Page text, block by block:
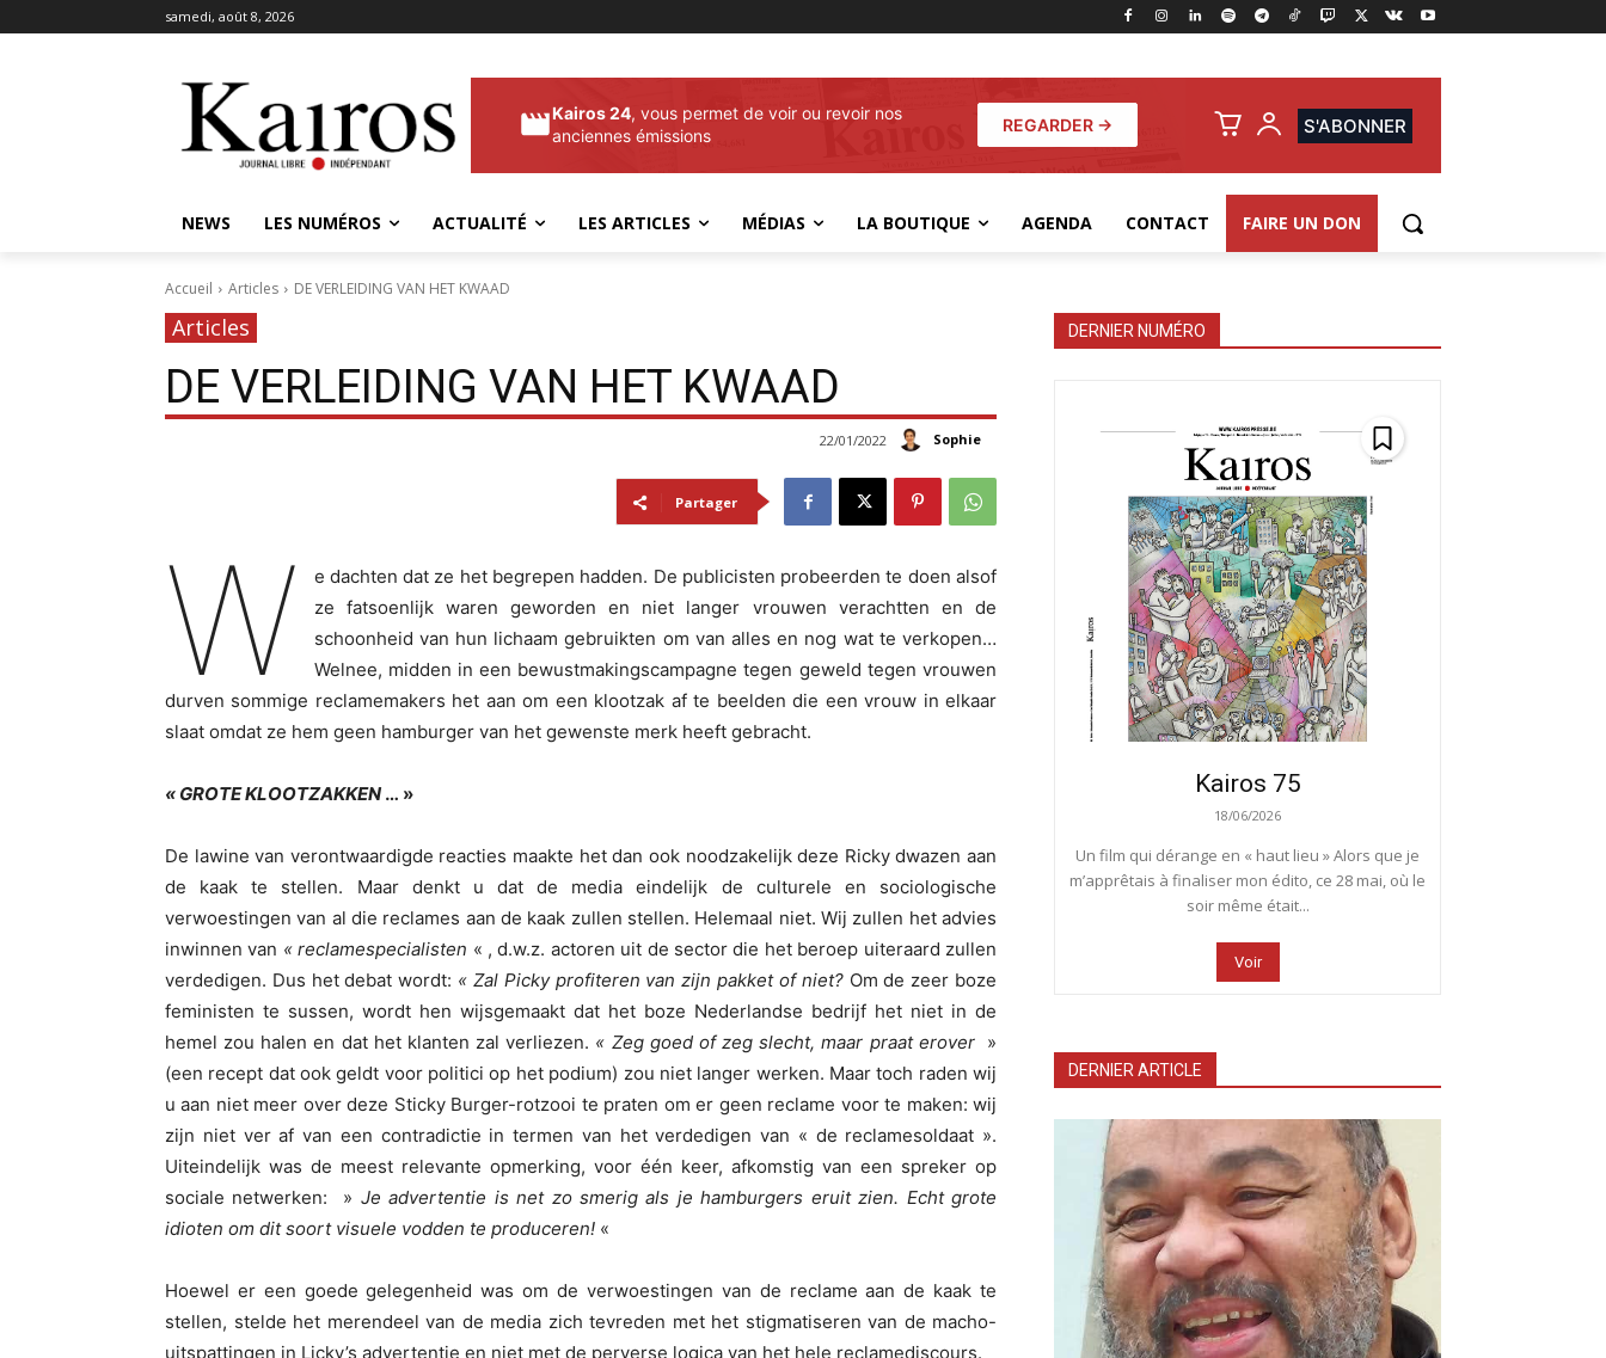
samedi, août 8, 2026
Kairos 24, vous permet de voir ou revoir nos
anciennes émissions
REGARDER → S'ABONNER
NEWS LES NUMÉROS ACTUALITÉ LES ARTICLES MÉDIAS LA BOUTIQUE AGENDA CONTACT FAIRE UN DON
Accueil Articles DE VERLEIDING VAN HET KWAAD
Articles
DE VERLEIDING VAN HET KWAAD
Sophie
22/01/2022
Partager
W
e dachten dat ze het begrepen hadden. De publicisten probeerden te doen alsof
ze fatsoenlijk waren geworden en niet langer vrouwen verachtten en de
schoonheid van hun lichaam gebruikten om van alles en nog wat te verkopen…
Welnee, midden in een bewustmakingscampagne tegen geweld tegen vrouwen
durven sommige reclamemakers het aan om een klootzak af te beelden die een vrouw in elkaar
slaat omdat ze hem geen hamburger van het gewenste merk heeft gebracht.
« GROTE KLOOTZAKKEN … »
De lawine van verontwaardigde reacties maakte het dan ook noodzakelijk deze Ricky dwazen aan
de kaak te stellen. Maar denkt u dat de media eindelijk de culturele en sociologische
verwoestingen van al die reclames aan de kaak zullen stellen. Helemaal niet. Wij zullen het advies
inwinnen van « reclamespecialisten « , d.w.z. actoren uit de sector die het beroep uiteraard zullen
verdedigen. Dus het debat wordt: « Zal Picky profiteren van zijn pakket of niet? Om de zeer boze
feministen te sussen, wordt hen wijsgemaakt dat het boze Nederlandse bedrijf het niet in de
hemel zou halen en dat het klanten zal verliezen. « Zeg goed of zeg slecht, maar praat erover »
(een recept dat ook geldt voor politici op het podium) zou niet langer werken. Maar toch raden wij
u aan niet meer over deze Sticky Burger-rotzooi te praten om er geen reclame voor te maken: wij
zijn niet ver af van een contradictie in termen van het verdedigen van « de reclamesoldaat ».
Uiteindelijk was de meest relevante opmerking, voor één keer, afkomstig van een spreker op
sociale netwerken: » Je advertentie is net zo smerig als je hamburgers eruit zien. Echt grote
idioten om dit soort visuele vodden te produceren! «
Hoewel er een goede gelegenheid was om de verwoestingen van de reclame aan de kaak te
stellen, stelde het merendeel van de media zich tevreden met het stigmatiseren van de macho-
uitspattingen in Licky’s advertentie en niet met de perverse logica van het hele reclamediscours.
DERNIER NUMÉRO
Kairos 75
18/06/2026
Un film qui dérange en « haut lieu » Alors que je
m’apprêtais à finaliser mon édito, ce 28 mai, où le
soir même était...
Voir
DERNIER ARTICLE